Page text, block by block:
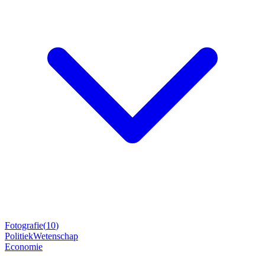
Fotografie(10)
PolitiekWetenschap
Economie